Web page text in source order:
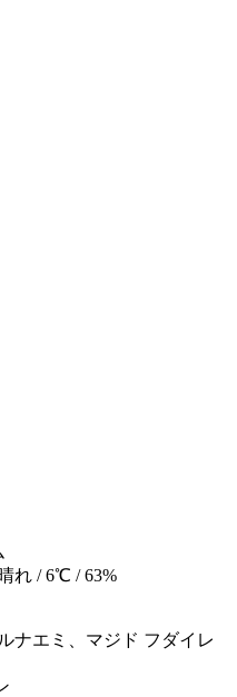
れ / 6℃ / 63%
ナエミ、マジド フダイレ